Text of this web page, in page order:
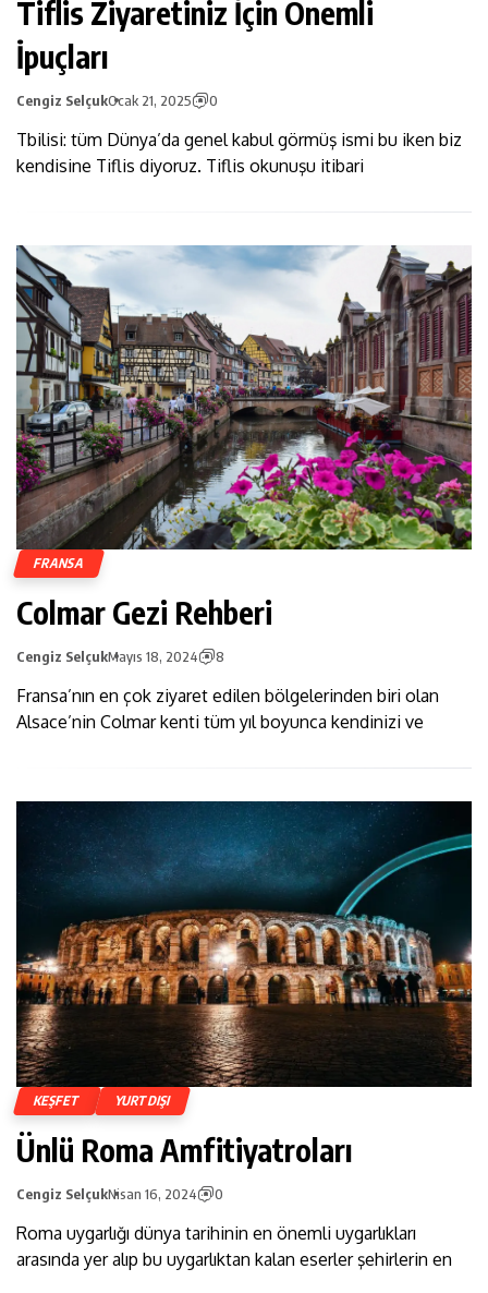
Tiflis Ziyaretiniz İçin Önemli
İpuçları
Cengiz SelçukOcak 21, 2025 0
Tbilisi: tüm Dünya’da genel kabul görmüş ismi bu iken biz
kendisine Tiflis diyoruz. Tiflis okunuşu itibari
FRANSA
Colmar Gezi Rehberi
Cengiz SelçukMayıs 18, 2024 8
Fransa’nın en çok ziyaret edilen bölgelerinden biri olan
Alsace’nin Colmar kenti tüm yıl boyunca kendinizi ve
KEŞFET YURTDIŞI
Ünlü Roma Amfitiyatroları
Cengiz SelçukNisan 16, 2024 0
Roma uygarlığı dünya tarihinin en önemli uygarlıkları
arasında yer alıp bu uygarlıktan kalan eserler şehirlerin en